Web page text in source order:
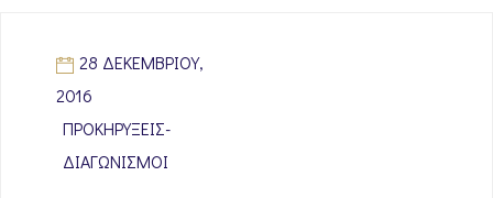
28 ΔΕΚΕΜΒΡΊΟΥ,
2016
ΠΡΟΚΗΡΎΞΕΙΣ-
ΔΙΑΓΩΝΙΣΜΟΊ